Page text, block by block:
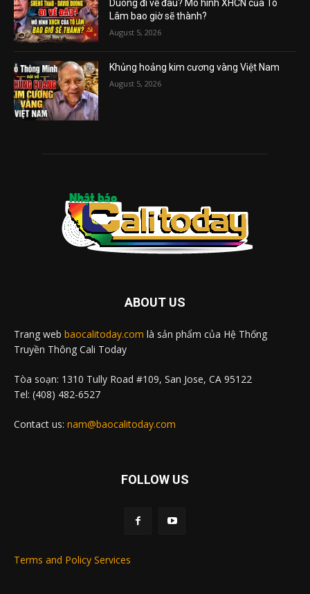
Duong đi về đâu? Mô hình XHCN của Tô
Lâm bao giờ sẽ thành?
August 5, 2026
Khủng hoảng kim cương vàng Việt Nam
August 5, 2026
ABOUT US
Trang web baocalitoday.com là sản phẩm của Hệ Thống
Truyền Thông Cali Today
Tòa soạn: 1310 Tully Road #109, San Jose, CA 95122
Tel: (408) 482-6527
Contact us: nam@baocalitoday.com
FOLLOW US
Terms and Policy Services